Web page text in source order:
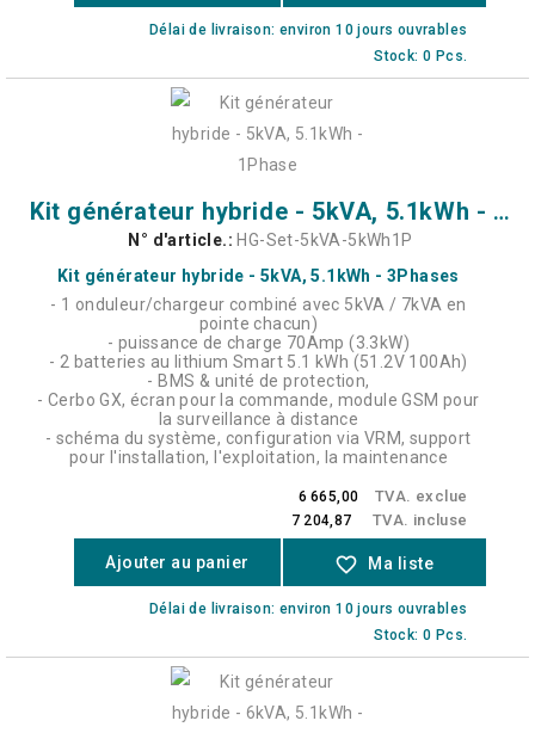
Délai de livraison: environ 10 jours ouvrables
Stock: 0 Pcs.
Kit générateur hybride - 5kVA, 5.1kWh - 1Phase
N° d'article.: HG-Set-5kVA-5kWh1P
Kit générateur hybride - 5kVA, 5.1kWh - 3Phases
- 1 onduleur/chargeur combiné avec 5kVA / 7kVA en
pointe chacun)
- puissance de charge 70Amp (3.3kW)
- 2 batteries au lithium Smart 5.1 kWh (51.2V 100Ah)
- BMS & unité de protection,
- Cerbo GX, écran pour la commande, module GSM pour
la surveillance à distance
- schéma du système, configuration via VRM, support
pour l'installation, l'exploitation, la maintenance
6 665,00 TVA. exclue
7 204,87 TVA. incluse
Ajouter au panier favorite_border Ma liste
Délai de livraison: environ 10 jours ouvrables
Stock: 0 Pcs.